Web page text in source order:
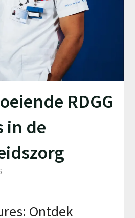
RDGG
in de
Ontdek